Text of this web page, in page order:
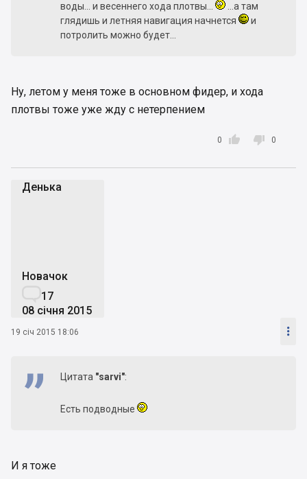
воды... и весеннего хода плотвы...
...а там
глядишь и летняя навигация начнется
и
потролить можно будет...
Ну, летом у меня тоже в основном фидер, и хода
плотвы тоже уже жду с нетерпением

0  0
Денька
Новачок
17
08 січня 2015
19 січ 2015 18:06 
Цитата "sarvi":
Есть подводные
И я тоже